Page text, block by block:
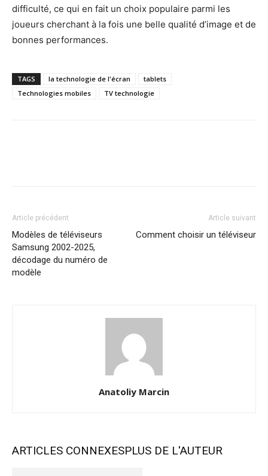
difficulté, ce qui en fait un choix populaire parmi les
joueurs cherchant à la fois une belle qualité d’image et de
bonnes performances.
TAGS la technologie de l'écran
tablets
Technologies mobiles
TV technologie
Article précédent
Modèles de téléviseurs
Samsung 2002-2025,
décodage du numéro de
modèle
Article suivant
Comment choisir un téléviseur
Anatoliy Marcin
ARTICLES CONNEXESPLUS DE L'AUTEUR